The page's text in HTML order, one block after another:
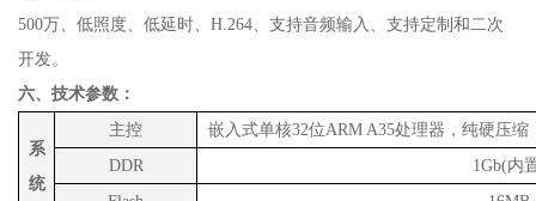
500万、低照度、低延时、H.264、支持音频输入、支持定制和二次
开发。
六、技术参数：
系
统
主控 嵌入式单核32位ARM A35处理器，纯硬压缩
DDR
1Gb(内